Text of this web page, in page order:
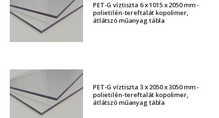
PET-G víztiszta 6 x 1015 x 2050 mm -
polietilén-tereftalát kopolimer,
átlátszó műanyag tábla
PET-G víztiszta 3 x 2050 x 3050 mm -
polietilén-tereftalát kopolimer,
átlátszó műanyag tábla